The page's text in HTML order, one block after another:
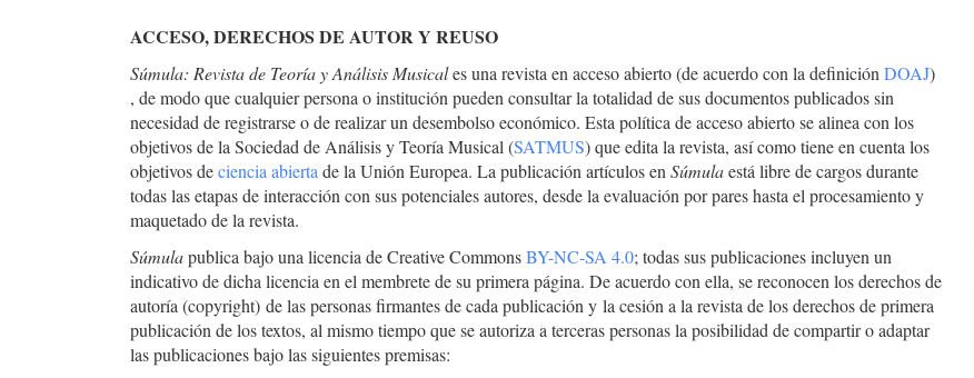
ACCESO, DERECHOS DE AUTOR Y REUSO
Súmula: Revista de Teoría y Análisis Musicales una revista en acceso abierto (de acuerdo con la definición DOAJ)
, de modo que cualquier persona o institución pueden consultar la totalidad de sus documentos publicados sin
necesidad de registrarse o de realizar un desembolso económico. Esta política de acceso abierto se alinea con los
objetivos de la Sociedad de Análisis y Teoría Musical (SATMUS) que edita la revista, así como tiene en cuenta los
objetivos deciencia abierta de la Unión Europea. La publicación artículos en Súmulaestá libre de cargos durante
todas las etapas de interacción con sus potenciales autores, desde la evaluación por pares hasta el procesamiento y
maquetado de la revista.
Súmulapublica bajo una licencia de Creative CommonsBY-NC-SA 4.0; todas sus publicaciones incluyen un
indicativo de dicha licencia en el membrete de su primera página. De acuerdo con ella, se reconocen los derechos de
autoría (copyright) de las personas firmantes de cada publicación y la cesión a la revista de los derechos de primera
publicación de los textos, al mismo tiempo que se autoriza a terceras personas la posibilidad de compartir o adaptar
las publicaciones bajo las siguientes premisas: